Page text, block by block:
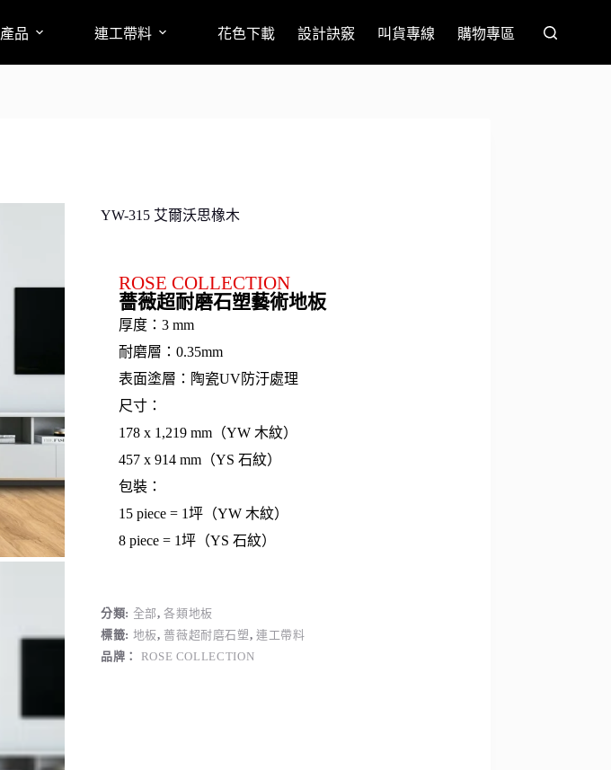
產品 連工帶料 花色下載 設計訣竅 叫貨專線 購物專區
YW-315 艾爾沃思橡木
ROSE COLLECTION
薔薇超耐磨石塑藝術地板
厚度：3 mm
耐磨層：0.35mm
表面塗層：陶瓷UV防汙處理
尺寸：
178 x 1,219 mm（YW 木紋）
457 x 914 mm（YS 石紋）
包裝：
15 piece = 1坪（YW 木紋）
8 piece = 1坪（YS 石紋）
分類: 全部,各類地板
標籤: 地板, 薔薇超耐磨石塑,連工帶料
品牌： ROSE COLLECTION